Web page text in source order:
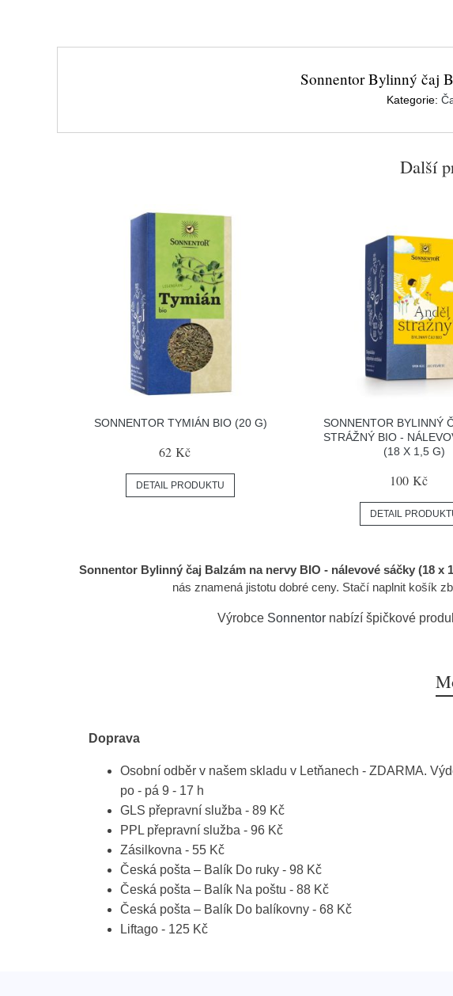
Sonnentor Bylinný čaj
Kategorie:
Další
SONNENTOR TYMIÁN BIO (20 G)
62 Kč
DETAIL PRODUKTU
SONNENTOR BYLINNÝ
STRÁŽNÝ BIO -
(18 X 1,5 G)
100 Kč
DETAIL
Sonnentor Bylinný čaj Balzám na nervy BIO - nálevové sáčky (18 x
nás znamená jistotu dobré ceny. Stačí naplnit košík
Výrobce Sonnentor nabízí špičkové
Doprava
Osobní odběr v našem skladu v Letňanech - ZDARMA.
po - pá 9 - 17 h
GLS přepravní služba - 89 Kč
PPL přepravní služba - 96 Kč
Zásilkovna - 55 Kč
Česká pošta – Balík Do ruky - 98 Kč
Česká pošta – Balík Na poštu - 88 Kč
Česká pošta – Balík Do balíkovny - 68 Kč
Liftago - 125 Kč